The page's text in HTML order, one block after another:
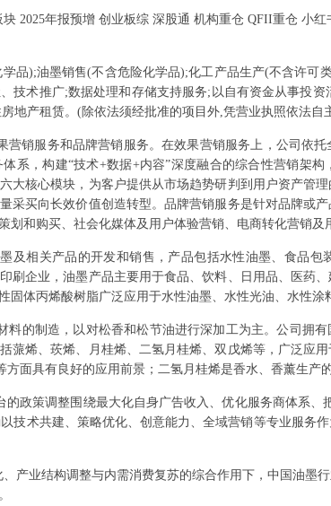
2025年报预增 创业板综 深股通 机构重仓 QFII重仓 小
品);油墨销售(不含危险化学品);化工产品生产(不含许可
技术推广;数据处理和存储支持服务;以自有资金从事投
地产租赁。(除依法须经批准的项目外,凭营业执照依法自
营销服务和品牌营销服务。在效果营销服务上，公司依
系，构建“技术+数据+内容”深度融合的综合性营销架
大核心模块，为客户提供从市场趋势研判到用户资产管
采买向长效价值创造转型。品牌营销服务是针对品牌或
和购买、社会化媒体及用户体验营销、电商转化营销及
及相关产品的开发和销售，产品包括水性油墨、食品
刷企业，油墨产品主要用于食品、饮料、日用品、医药
体丙烯酸树脂广泛应用于水性油墨、水性光油、水性涂
料的制造，以对松香和松节油进行深加工为主。公司拥
蒎烯、莰烯、月桂烯、二氢月桂烯、双戊烯等，广泛应
面具有良好的应用前景；二氢月桂烯是香水、香薰生产
的政策调整围绕最大化自身广告收入、优化服务商体系、
技术共建、策略优化、创意能力、全域营销等专业服务
、产业结构调整与内需消费复苏的综合作用下，中国油墨